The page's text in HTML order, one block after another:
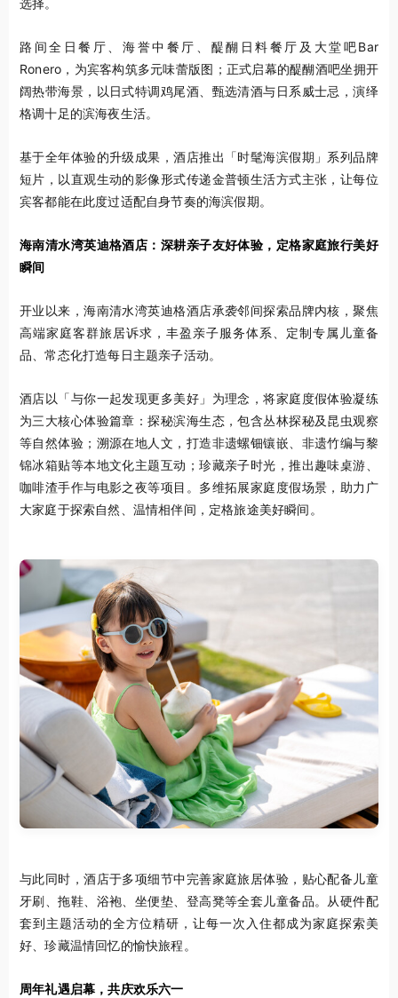
选择。
路间全日餐厅、海誉中餐厅、醍醐日料餐厅及大堂吧Bar
Ronero，为宾客构筑多元味蕾版图；正式启幕的醍醐酒吧坐拥开
阔热带海景，以日式特调鸡尾酒、甄选清酒与日系威士忌，演绎
格调十足的滨海夜生活。
基于全年体验的升级成果，酒店推出「时髦海滨假期」系列品牌
短片，以直观生动的影像形式传递金普顿生活方式主张，让每位
宾客都能在此度过适配自身节奏的海滨假期。
海南清水湾英迪格酒店：深耕亲子友好体验，定格家庭旅行美好
瞬间
开业以来，海南清水湾英迪格酒店承袭邻间探索品牌内核，聚焦
高端家庭客群旅居诉求，丰盈亲子服务体系、定制专属儿童备
品、常态化打造每日主题亲子活动。
酒店以「与你一起发现更多美好」为理念，将家庭度假体验凝练
为三大核心体验篇章：探秘滨海生态，包含丛林探秘及昆虫观察
等自然体验；溯源在地人文，打造非遗螺钿镶嵌、非遗竹编与黎
锦冰箱贴等本地文化主题互动；珍藏亲子时光，推出趣味桌游、
咖啡渣手作与电影之夜等项目。多维拓展家庭度假场景，助力广
大家庭于探索自然、温情相伴间，定格旅途美好瞬间。
与此同时，酒店于多项细节中完善家庭旅居体验，贴心配备儿童
牙刷、拖鞋、浴袍、坐便垫、登高凳等全套儿童备品。从硬件配
套到主题活动的全方位精研，让每一次入住都成为家庭探索美
好、珍藏温情回忆的愉快旅程。
周年礼遇启幕，共庆欢乐六一